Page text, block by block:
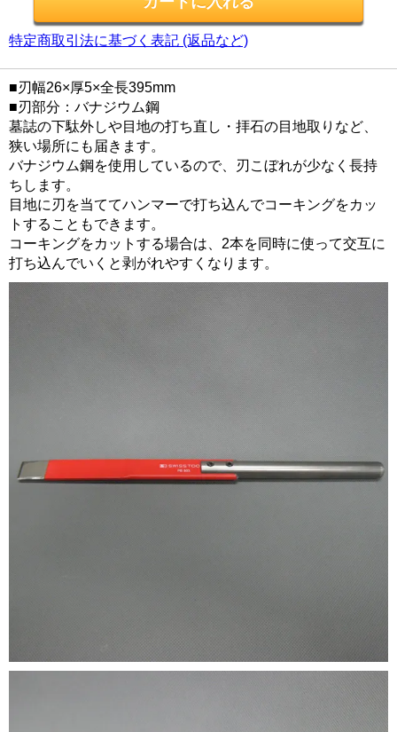
特定商取引法に基づく表記 (返品など)
■刃幅26×厚5×全長395mm
■刃部分：バナジウム鋼
墓誌の下駄外しや目地の打ち直し・拝石の目地取りなど、
狭い場所にも届きます。
バナジウム鋼を使用しているので、刃こぼれが少なく長持
ちします。
目地に刃を当ててハンマーで打ち込んでコーキングをカッ
トすることもできます。
コーキングをカットする場合は、2本を同時に使って交互に
打ち込んでいくと剥がれやすくなります。